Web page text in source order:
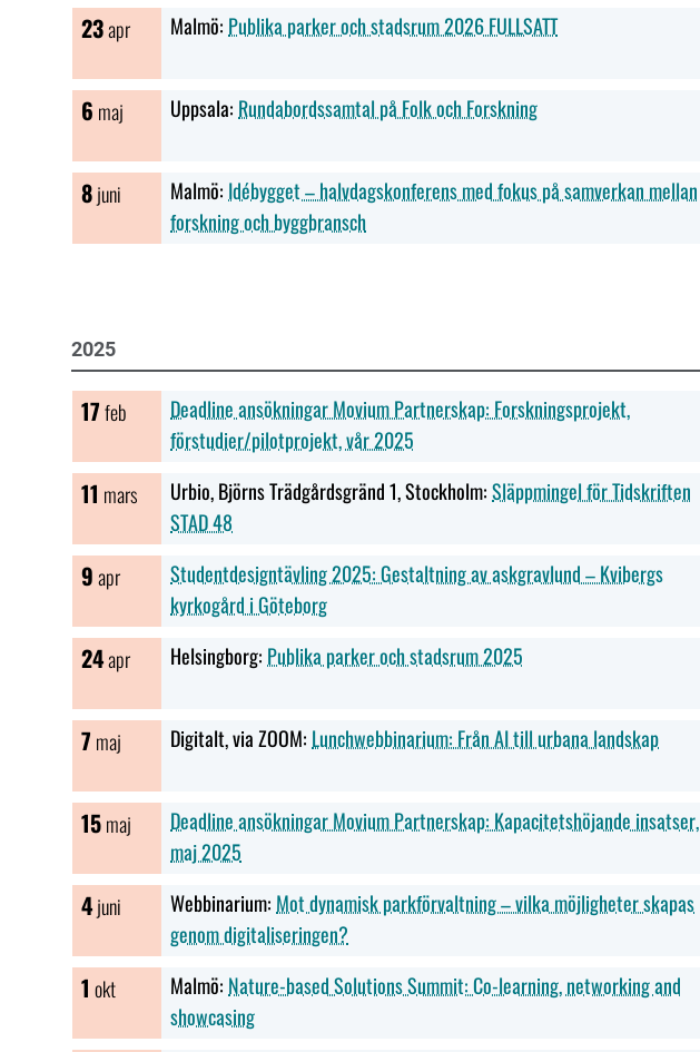
23apr Malmö: Publika parker och stadsrum 2026 FULLSATT
6 maj Uppsala: Rundabordssamtal på Folk och Forskning
8juni Malmö: Idébygget – halvdagskonferens med fokus på samverkan mellan
forskning och byggbransch
2025
17feb
Deadline ansökningar Movium Partnerskap: Forskningsprojekt,
förstudier/pilotprojekt, vår 2025
11 mars Urbio, Björns Trädgårdsgränd 1, Stockholm:Släppmingel för Tidskriften
STAD 48
9apr
Studentdesigntävling 2025: Gestaltning av askgravlund – Kvibergs
kyrkogård i Göteborg
24apr Helsingborg: Publika parker och stadsrum 2025
7 maj Digitalt, via ZOOM: Lunchwebbinarium: Från AI till urbana landskap
15maj
Deadline ansökningar Movium Partnerskap: Kapacitetshöjande insatser,
maj 2025
4juni Webbinarium: Mot dynamisk parkförvaltning – vilka möjligheter skapas
genom digitaliseringen?
1 okt Malmö: Nature-based Solutions Summit: Co-learning, networking and
showcasing